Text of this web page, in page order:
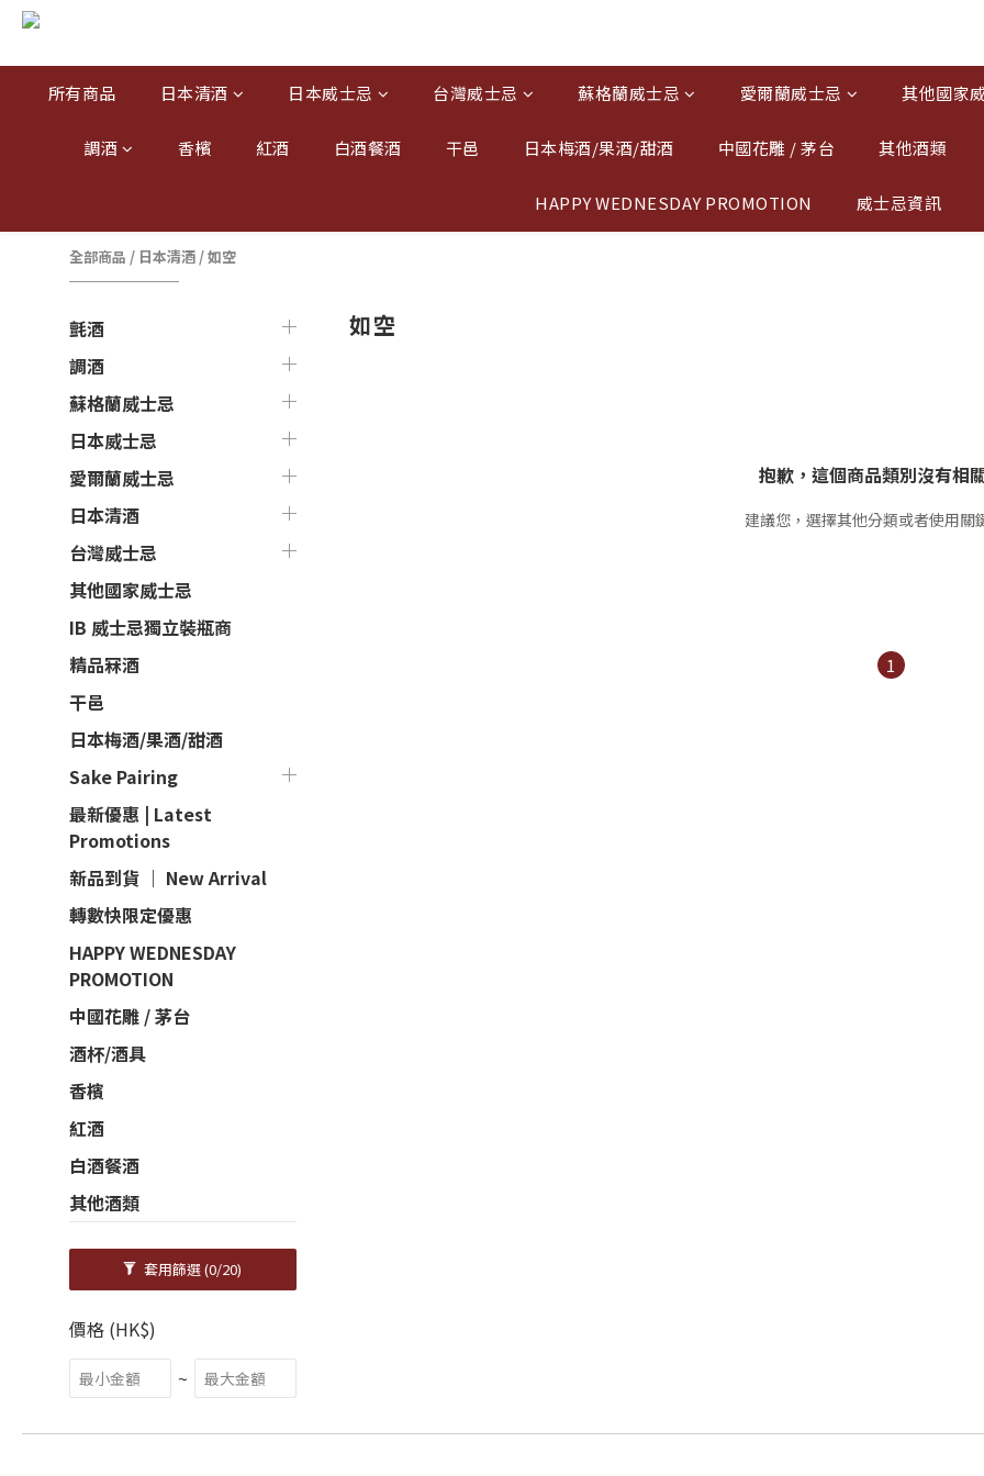
所有商品 日本清酒 日本威士忌 台灣威士忌 蘇格蘭威士忌 愛爾蘭威士忌 其他國家
調酒 香檳 紅酒 白酒餐酒 干邑 日本梅酒/果酒/甜酒 中國花雕 / 茅台 其他酒類
HAPPY WEDNESDAY PROMOTION 威士忌資訊
全部商品 / 日本清酒 /如空
氈酒
調酒
蘇格蘭威士忌
日本威士忌
愛爾蘭威士忌
日本清酒
台灣威士忌
其他國家威士忌
IB 威士忌獨立裝瓶商
精品冧酒
干邑
日本梅酒/果酒/甜酒
Sake Pairing
最新優惠 | Latest
Promotions
新品到貨 ｜ New Arrival
轉數快限定優惠
HAPPY WEDNESDAY
PROMOTION
中國花雕 / 茅台
酒杯/酒具
香檳
紅酒
白酒餐酒
其他酒類
套用篩選(0/20)
價格 (HK$)
~
如空
抱歉，這個商品類別沒有相
建議您，選擇其他分類或者使用關
1